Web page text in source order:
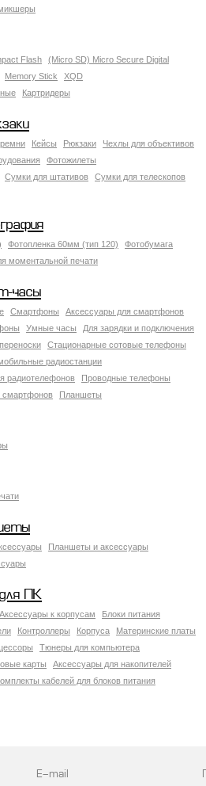
Flash
(Micro SD) Micro Secure Digital
Memory Stick
XQD
Картридеры
Кейсы Рюкзаки
Чехлы для объективов
Фотожилеты
Сумки для штативов
Сумки для телескопов
Фотопленка 60мм (тип 120)
Фотобумага
моментальной печати
часы
Смартфоны
Аксессуары для смартфонов
Умные часы
Для зарядки и подключения
Стационарные сотовые телефоны
радиостанции
радиотелефонов
Проводные телефоны
смартфонов Планшеты
Планшеты и аксессуары
ПК
Аксессуары к корпусам
Блоки питания
Контроллеры Корпуса
Материнские платы
Тюнеры для компьютера
карты
Аксессуары для накопителей
кабелей для блоков питания
E-mail